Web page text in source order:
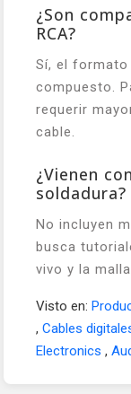
¿Son
RCA?
Sí, el formato
compuesto.
requerir
cable.
¿Vienen
soldadura?
No incluyen
busca
vivo y la
Visto en:
, Cables
Electronics ,